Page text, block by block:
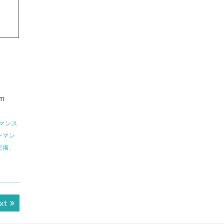
ンス
マン
、
Next
post: